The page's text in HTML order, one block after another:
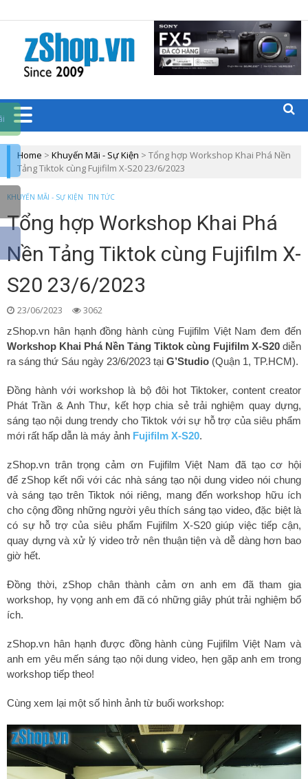
BLOGS CÁC
SẢN PHẨM
CÔNG
NGHỆ
Home > Khuyến Mãi - Sự Kiện > Tổng hợp Workshop Khai Phá Nền
Tảng Tiktok cùng Fujifilm X-S20 23/6/2023
KHUYẾN MÃI - SỰ KIỆN TIN TỨC
Tổng hợp Workshop Khai Phá
Nền Tảng Tiktok cùng Fujifilm X-
S20 23/6/2023
23/06/2023 3062
zShop.vn hân hạnh đồng hành cùng Fujifilm Việt Nam đem đến
Workshop Khai Phá Nền Tảng Tiktok cùng Fujifilm X-S20 diễn
ra sáng thứ Sáu ngày 23/6/2023 tại G’Studio (Quận 1, TP.HCM).
Đồng hành với workshop là bộ đôi hot Tiktoker, content creator
Phát Trần & Anh Thư, kết hợp chia sẻ trải nghiệm quay dựng,
sáng tạo nội dung trendy cho Tiktok với sự hỗ trợ của siêu phẩm
mới rất hấp dẫn là máy ảnh Fujifilm X-S20.
zShop.vn trân trọng cảm ơn Fujifilm Việt Nam đã tạo cơ hội
để zShop kết nối với các nhà sáng tạo nội dung video nói chung
và sáng tạo trên Tiktok nói riêng, mang đến workshop hữu ích
cho cộng đồng những người yêu thích sáng tạo video, đặc biệt là
có sự hỗ trợ của siêu phẩm Fujifilm X-S20 giúp việc tiếp cận,
quay dựng và xử lý video trở nên thuận tiện và dễ dàng hơn bao
giờ hết.
Đồng thời, zShop chân thành cảm ơn anh em đã tham gia
workshop, hy vọng anh em đã có những giây phút trải nghiệm bổ
ích.
zShop.vn hân hạnh được đồng hành cùng Fujifilm Việt Nam và
anh em yêu mến sáng tạo nội dung video, hẹn gặp anh em trong
workshop tiếp theo!
Cùng xem lại một số hình ảnh từ buổi workshop: